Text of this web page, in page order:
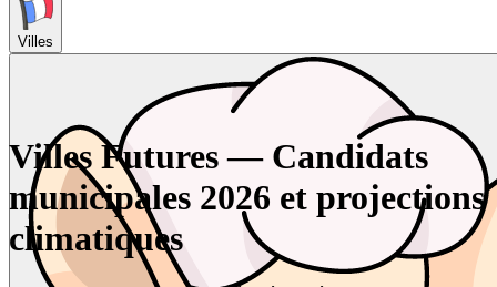
Villes
Villes Futures — Candidats
municipales 2026 et projections
climatiques